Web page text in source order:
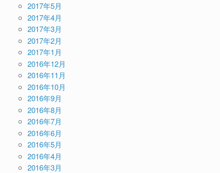
2017年5月
2017年4月
2017年3月
2017年2月
2017年1月
2016年12月
2016年11月
2016年10月
2016年9月
2016年8月
2016年7月
2016年6月
2016年5月
2016年4月
2016年3月